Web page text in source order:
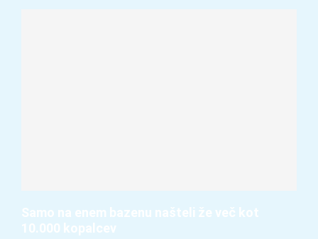
Samo na enem bazenu našteli že več kot
10.000 kopalcev